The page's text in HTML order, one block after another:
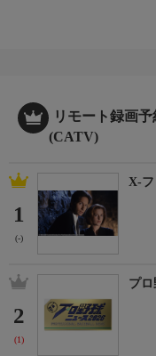
リモート録画
(CATV)
1
(-)
X-フ
2
(1)
プロ